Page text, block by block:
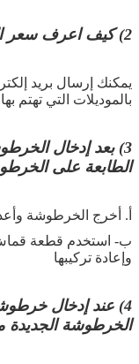
2) كيف اعرف سعر المنتج؟
يمكنك إرسال بريد
بالموديلات التي تهتم
3) بعد إدخال
الطابعة على
أ. أخرج الخرطوشة
ب- استخدم قطعة
وإعادة تركيبها
4) عند إدخال
الخرطوشة الجديدة